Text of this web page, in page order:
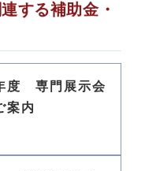
する補助金・
度 専門展示会
案内